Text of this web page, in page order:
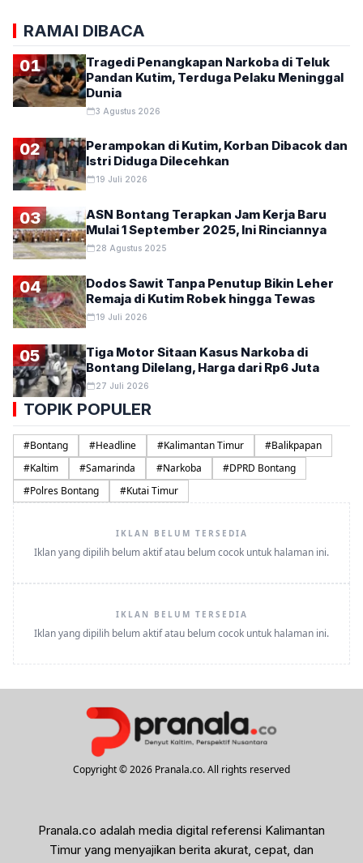
RAMAI DIBACA
01
Tragedi Penangkapan Narkoba di Teluk
Pandan Kutim, Terduga Pelaku Meninggal
Dunia
3 Agustus 2026
02
Perampokan di Kutim, Korban Dibacok dan
Istri Diduga Dilecehkan
19 Juli 2026
03
ASN Bontang Terapkan Jam Kerja Baru
Mulai 1 September 2025, Ini Rinciannya
28 Agustus 2025
04
Dodos Sawit Tanpa Penutup Bikin Leher
Remaja di Kutim Robek hingga Tewas
19 Juli 2026
05
Tiga Motor Sitaan Kasus Narkoba di
Bontang Dilelang, Harga dari Rp6 Juta
27 Juli 2026
TOPIK POPULER
#Bontang #Headline #Kalimantan Timur #Balikpapan
#Kaltim #Samarinda #Narkoba #DPRD Bontang
#Polres Bontang #Kutai Timur
IKLAN BELUM TERSEDIA
Iklan yang dipilih belum aktif atau belum cocok untuk halaman ini.
IKLAN BELUM TERSEDIA
Iklan yang dipilih belum aktif atau belum cocok untuk halaman ini.
Copyright © 2026 Pranala.co. All rights reserved
Pranala.co adalah media digital referensi Kalimantan
Timur yang menyajikan berita akurat, cepat, dan